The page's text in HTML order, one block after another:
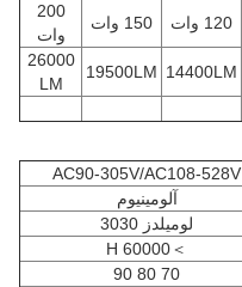
120 وات 150 وات
200
وات
14400LM
19500LM
26000
LM
AC90-305V/AC108-528V
آلومینیوم
لومیلدز 3030
＞60000 H
70 80 90